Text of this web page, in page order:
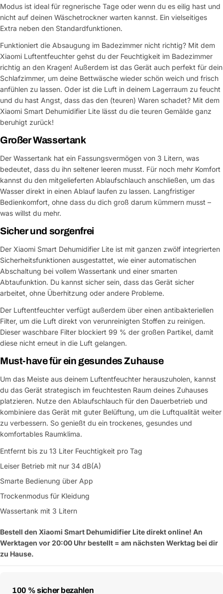
Modus ist ideal für regnerische Tage oder wenn du es eilig hast und
nicht auf deinen Wäschetrockner warten kannst. Ein vielseitiges
Extra neben den Standardfunktionen.
Funktioniert die Absaugung im Badezimmer nicht richtig? Mit dem
Xiaomi Luftentfeuchter gehst du der Feuchtigkeit im Badezimmer
richtig an den Kragen! Außerdem ist das Gerät auch perfekt für dein
Schlafzimmer, um deine Bettwäsche wieder schön weich und frisch
anfühlen zu lassen. Oder ist die Luft in deinem Lagerraum zu feucht
und du hast Angst, dass das den (teuren) Waren schadet? Mit dem
Xiaomi Smart Dehumidifier Lite lässt du die teuren Gemälde ganz
beruhigt zurück!
Großer Wassertank
Der Wassertank hat ein Fassungsvermögen von 3 Litern, was
bedeutet, dass du ihn seltener leeren musst. Für noch mehr Komfort
kannst du den mitgelieferten Ablaufschlauch anschließen, um das
Wasser direkt in einen Ablauf laufen zu lassen. Langfristiger
Bedienkomfort, ohne dass du dich groß darum kümmern musst –
was willst du mehr.
Sicher und sorgenfrei
Der Xiaomi Smart Dehumidifier Lite ist mit ganzen zwölf integrierten
Sicherheitsfunktionen ausgestattet, wie einer automatischen
Abschaltung bei vollem Wassertank und einer smarten
Abtaufunktion. Du kannst sicher sein, dass das Gerät sicher
arbeitet, ohne Überhitzung oder andere Probleme.
Der Luftentfeuchter verfügt außerdem über einen antibakteriellen
Filter, um die Luft direkt von verunreinigten Stoffen zu reinigen.
Dieser waschbare Filter blockiert 99 % der großen Partikel, damit
diese nicht erneut in die Luft gelangen.
Must-have für ein gesundes Zuhause
Um das Meiste aus deinem Luftentfeuchter herauszuholen, kannst
du das Gerät strategisch im feuchtesten Raum deines Zuhauses
platzieren. Nutze den Ablaufschlauch für den Dauerbetrieb und
kombiniere das Gerät mit guter Belüftung, um die Luftqualität weiter
zu verbessern. So genießt du ein trockenes, gesundes und
komfortables Raumklima.
Entfernt bis zu 13 Liter Feuchtigkeit pro Tag
Leiser Betrieb mit nur 34 dB(A)
Smarte Bedienung über App
Trockenmodus für Kleidung
Wassertank mit 3 Litern
Bestell den Xiaomi Smart Dehumidifier Lite direkt online! An
Werktagen vor 20:00 Uhr bestellt = am nächsten Werktag bei dir
zu Hause.
100 % sicher bezahlen
Zahlungsmethoden
Eine Frage stellen
Dein
Mail